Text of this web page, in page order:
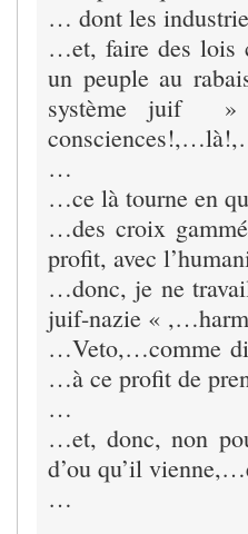
… dont les
…et, faire des lois
un peuple au
système juif »
…
…ce là tourne en
…des croix
profit, avec
…donc, je ne
juif-nazie «
…Veto,…comme
…à ce profit de
…
…et, donc, non
d’ou qu’il
…